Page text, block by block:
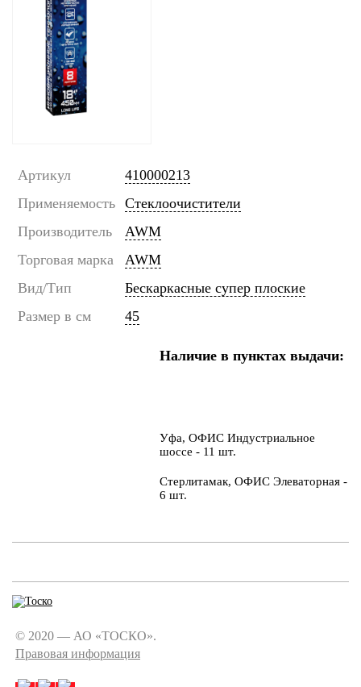
Артикул
410000213
Применяемость Стеклоочистители
Производитель
AWM
Торговая марка
AWM
Вид/Тип
Бескаркасные супер плоские
Размер в см
45
Наличие в пунктах выдачи:
Уфа, ОФИС Индустриальное
шоссе - 11 шт.
Стерлитамак, ОФИС Элеваторная -
6 шт.
© 2020 — АО «ТОСКО».
Правовая информация